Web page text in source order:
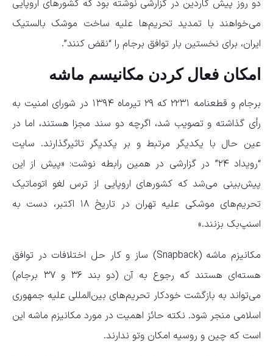
دو روز پیش گاردین در گزارشی نوشته بود که کشورهای اروپایی
می‌خواهند با تمدید تحریم‌ها علیه ساخت موشک بالستیک
ایران، برای نخستین بار توافق برجام را “نقض کنند”.
امکان فعال کردن مکانیسم ماشه
برجام و قطعنامه ۲۲۳۱ که ۲۹ تیرماه ۱۳۹۴ در شورای امنیت به
رأی گذاشته و تصویب شد، اگرچه دو سند مجزا هستند، اما در
عین حال با یکدیگر مرتبط‌‌ و بر یکدیگر تاثیرگذارند. سایت
“رویداد ۲۴” در گزارشی در همین رابطه نوشت: «پیش از این
پیش‌بینی می‌شد که کشور‌های اروپایی از ترس لغو اتوماتیک
تحریم‌های موشکی علیه تهران در تاریخ ۱۸ اکتبر، دست به
اسنپ‌بک بزنند.»
مکانیزم ماشه (Snapback) ساز و کار حل اختلافات در توافق
هسته‌ای هستند که رجوع به آن (دو بند ۳۶ و ۳۷ برجام)
می‌تواند به بازگشت خودکار تحریم‌های بین‌المللی علیه جمهوری
اسلامی منجر شود. نکته حائز اهمیت در مورد مکانیزم ماشه این
است که چین و روسیه امکان وتو ندارند.